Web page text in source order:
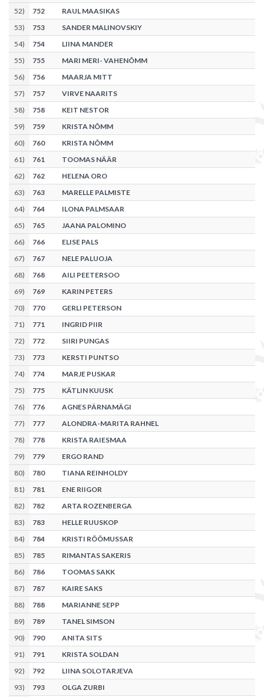
52) 752
RAUL MAASIKAS
53) 753
SANDER MALINOVSKIY
54) 754
LIINA MANDER
55) 755
MARI MERI- VAHENÕMM
56) 756
MAARJA MITT
57) 757
VIRVE NAARITS
58) 758
KEIT NESTOR
59) 759
KRISTA NÕMM
60) 760
KRISTA NÕMM
61) 761
TOOMAS NÄÄR
62) 762
HELENA ORO
63) 763
MARELLE PALMISTE
64) 764
ILONA PALMSAAR
65) 765
JAANA PALOMINO
66) 766
ELISE PALS
67) 767
NELE PALUOJA
68) 768
AILI PEETERSOO
69) 769
KARIN PETERS
70) 770
GERLI PETERSON
71) 771
INGRID PIIR
72) 772
SIIRI PUNGAS
73) 773
KERSTI PUNTSO
74) 774
MARJE PUSKAR
75) 775
KÄTLIN KUUSK
76) 776
AGNES PÄRNAMÄGI
77) 777
ALONDRA-MARITA RAHNEL
78) 778
KRISTA RAIESMAA
79) 779
ERGO RAND
80) 780
TIANA REINHOLDY
81) 781
ENE RIIGOR
82) 782
ARTA ROZENBERGA
83) 783
HELLE RUUSKOP
84) 784
KRISTI RÕÕMUSSAR
85) 785
RIMANTAS SAKERIS
86) 786
TOOMAS SAKK
87) 787
KAIRE SAKS
88) 788
MARIANNE SEPP
89) 789
TANEL SIMSON
90) 790
ANITA SITS
91) 791
KRISTA SOLDAN
92) 792
LIINA SOLOTARJEVA
93) 793 OLGA ZURBI